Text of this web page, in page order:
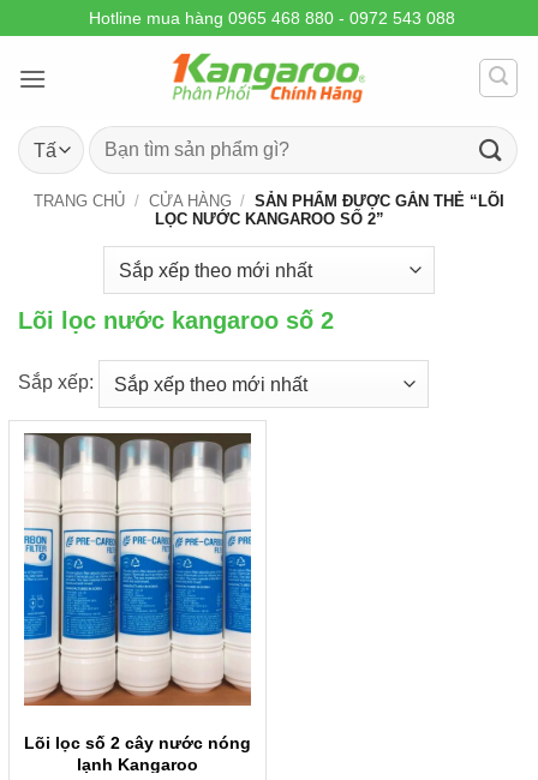
content
Hotline mua hàng 0965 468 880 - 0972 543 088
Tìm
kiếm:
TRANG CHỦ / CỬA HÀNG / SẢN PHẨM ĐƯỢC GẮN THẺ “LÕI
LỌC NƯỚC KANGAROO SỐ 2”
Lõi lọc nước kangaroo số 2
Sắp xếp:
Lõi lọc số 2 cây nước nóng
lạnh Kangaroo